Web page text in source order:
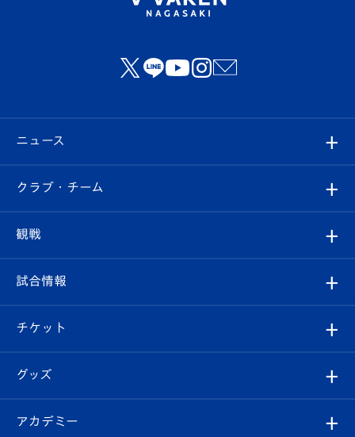
ニュース
すべて
クラブ
試合情報
チケット
イベント
クラブ・チーム
クラブ概要
エンブレム紹介
スタッフプロフィール
観戦
観戦ルール
はじめての観戦ガイド
Revive Team
試合情報
試合日程/結果
フォトギャラリー
チケット
チケット
グッズ
オンラインショップ
アカデミー